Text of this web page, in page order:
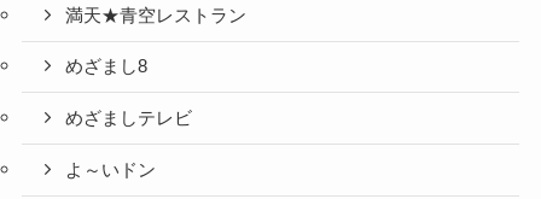
満天★青空レストラン
めざまし8
めざましテレビ
よ～いドン